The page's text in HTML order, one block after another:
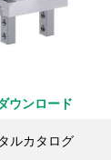
ウンロード
ルカタログ